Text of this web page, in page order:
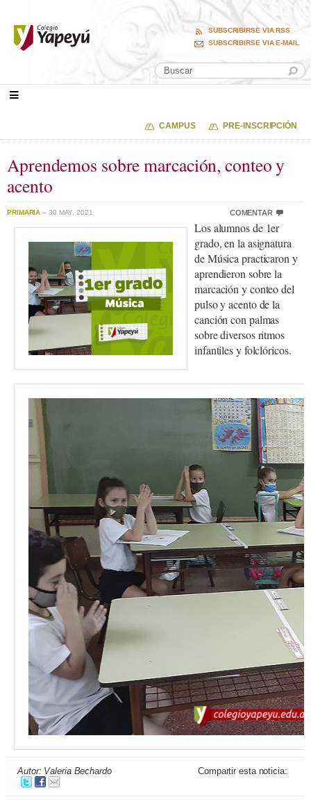
SUBSCRIBIRSE VIA RSS
SUBSCRIBIRSE VIA E-MAIL
CAMPUS PRE-INSCRIPCIÓN
Aprendemos sobre marcación, conteo y
acento
PRIMARIA – 30 MAY, 2021 COMENTAR
Los alumnos de 1er
grado, en la asignatura
de Música practicaron y
aprendieron sobre la
marcación y conteo del
pulso y acento de la
canción con palmas
sobre diversos ritmos
infantiles y folclóricos.
Autor: Valeria Bechardo Compartir esta noticia: